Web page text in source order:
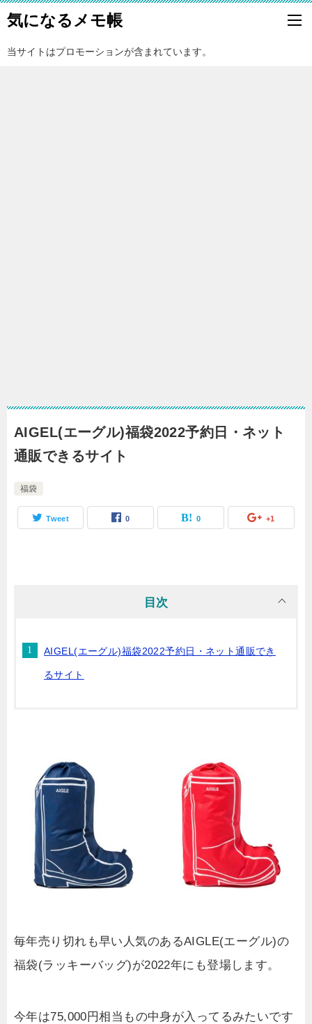
気になるメモ帳
当サイトはプロモーションが含まれています。
AIGEL(エーグル)福袋2022予約日・ネット
通販できるサイト
福袋
Tweet 0 0 +1
目次
AIGEL(エーグル)福袋2022予約日・ネット通販でき
るサイト
毎年売り切れも早い人気のあるAIGLE(エーグル)の
福袋(ラッキーバッグ)が2022年にも登場します。
今年は75,000円相当もの中身が入ってるみたいです